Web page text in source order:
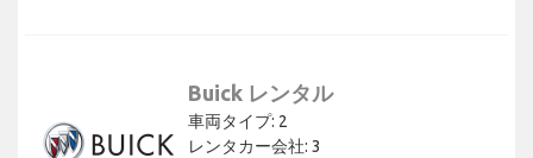
Buick レンタル
車両タイプ: 2
レンタカー会社: 3